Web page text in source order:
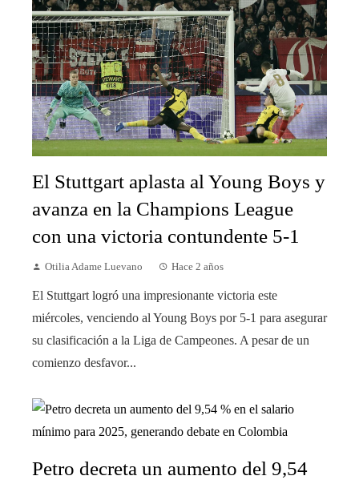
El Stuttgart aplasta al Young Boys y
avanza en la Champions League
con una victoria contundente 5-1
Otilia Adame Luevano Hace 2 años
El Stuttgart logró una impresionante victoria este
miércoles, venciendo al Young Boys por 5-1 para asegurar
su clasificación a la Liga de Campeones. A pesar de un
comienzo desfavor...
Petro decreta un aumento del 9,54